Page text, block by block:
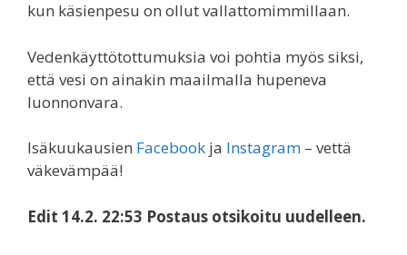
kun käsienpesu on ollut vallattomimmillaan.
Vedenkäyttötottumuksia voi pohtia myös siksi,
että vesi on ainakin maailmalla hupeneva
luonnonvara.
Isäkuukausien Facebook ja Instagram – vettä
väkevämpää!
Edit 14.2. 22:53 Postaus otsikoitu uudelleen.